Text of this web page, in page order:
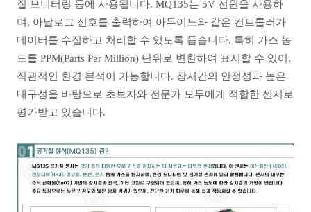
질 모니터링 등에 사용됩니다. MQ135는 5V 전원을 사용하
며, 아날로그 신호를 출력하여 아두이노와 같은 컨트롤러가
데이터를 수집하고 처리할 수 있도록 돕습니다. 특히 가스 농
도를 PPM(Parts Per Million) 단위로 변환하여 표시할 수 있어,
직관적인 환경 분석이 가능합니다. 장시간의 안정성과 높은
내구성을 바탕으로 초보자와 전문가 모두에게 적합한 센서로
평가받고 있습니다.